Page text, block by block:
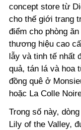
concept store từ
cho thế giới trang
điểm cho phòng
thương hiệu cao
lẫy và tinh tế nhất
quả, tán lá và hoa
đồng quê ở
hoặc La Colle
Trong số này,
Lily of the Valley,